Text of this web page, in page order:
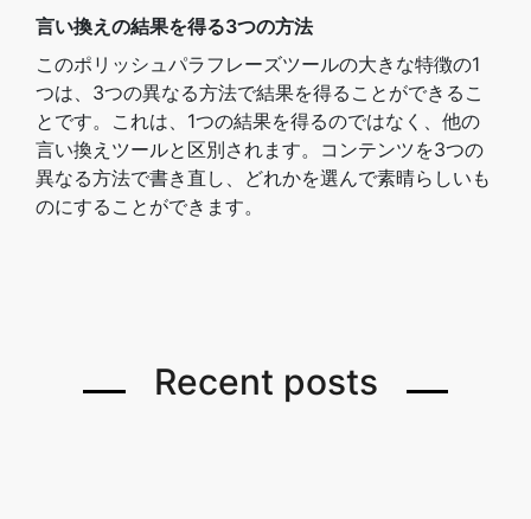
言い換えの結果を得る3つの方法
このポリッシュパラフレーズツールの大きな特徴の1
つは、3つの異なる方法で結果を得ることができるこ
とです。これは、1つの結果を得るのではなく、他の
言い換えツールと区別されます。コンテンツを3つの
異なる方法で書き直し、どれかを選んで素晴らしいも
のにすることができます。
Recent posts